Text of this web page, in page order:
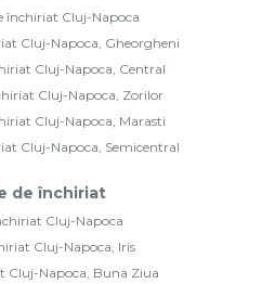
închiriat Cluj-Napoca
Cluj-Napoca, Gheorgheni
Cluj-Napoca, Central
Cluj-Napoca, Zorilor
Cluj-Napoca, Marasti
Cluj-Napoca, Semicentral
de închiriat
Cluj-Napoca
Cluj-Napoca, Iris
Cluj-Napoca, Buna Ziua